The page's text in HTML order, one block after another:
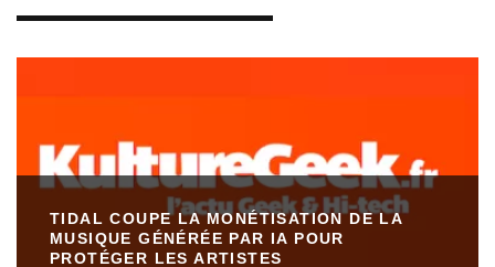
TIDAL COUPE LA MONÉTISATION DE LA
MUSIQUE GÉNÉRÉE PAR IA POUR
PROTÉGER LES ARTISTES